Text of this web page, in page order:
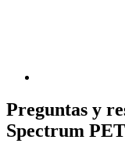
Preguntas y
Spectrum